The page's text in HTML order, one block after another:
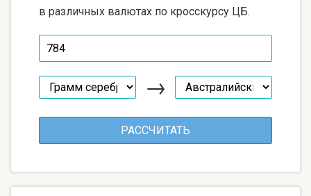
в различных валютах по кросскурсу ЦБ.
→